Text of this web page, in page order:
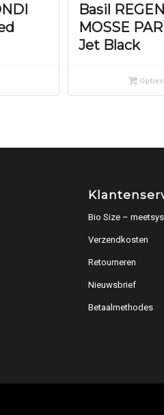
Basil
MOSSE
Jet Black
Bio Size –
Verzendkosten
Retourneren
Nieuwsbrief
Betaalmethodes